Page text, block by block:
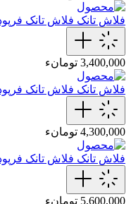
فلاش تانک فلاش تانک
3,400,000 تومانء
فلاش تانک فلاش تانک
4,300,000 تومانء
فلاش تانک فلاش تانک
5,600,000 تومانء